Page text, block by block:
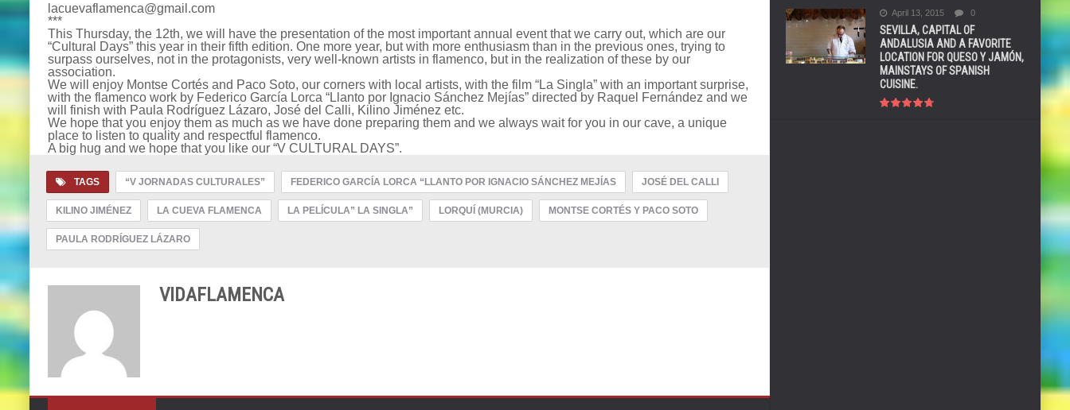
lacuevaflamenca@gmail.com
***
This Thursday, the 12th, we will have the presentation of the most important annual event that we carry out, which are our
“Cultural Days” this year in their fifth edition. One more year, but with more enthusiasm than in the previous ones, trying to
surpass ourselves, not in the protagonists, very well-known artists in flamenco, but in the realization of these by our
association.
We will enjoy Montse Cortés and Paco Soto, our corners with local artists, with the film “La Singla” with an important surprise,
with the flamenco work by Federico García Lorca “Llanto por Ignacio Sánchez Mejías” directed by Raquel Fernández and we
will finish with Paula Rodríguez Lázaro, José del Calli, Kilino Jiménez etc.
We hope that you enjoy them as much as we have done preparing them and we always wait for you in our cave, a unique
place to listen to quality and respectful flamenco.
A big hug and we hope that you like our “V CULTURAL DAYS”.
TAGS “V JORNADAS CULTURALES” FEDERICO GARCÍA LORCA “LLANTO POR IGNACIO SÁNCHEZ MEJÍAS JOSÉ DEL CALLI
KILINO JIMÉNEZ LA CUEVA FLAMENCA LA PELÍCULA” LA SINGLA” LORQUÍ (MURCIA) MONTSE CORTÉS Y PACO SOTO
PAULA RODRÍGUEZ LÁZARO
VIDAFLAMENCA
April 13, 2015 0
SEVILLA, CAPITAL OF
ANDALUSIA AND A FAVORITE
LOCATION FOR QUESO Y JAMÓN,
MAINSTAYS OF SPANISH
CUISINE.